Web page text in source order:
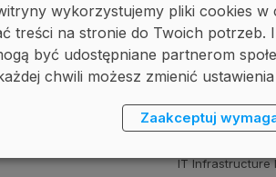
ć pocz tę elektroniczną prac owników k
g dzie p rac ownicy wy syłają w adomoś ci
załą czan e do wiadomo ści poufne pliki.
je i cz y nie k orzysta w godzinach pracy
IT Infrastructure
wykorzystujemy pliki cookies
treści na stronie do Twoich
być udostępniane partnerom
chwili możesz zmienić
Zaakceptuj